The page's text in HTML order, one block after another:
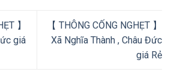
】
giá
【 THÔNG CỐNG NGHẸT 】
Xã Nghĩa Thành , Châu Đức
giá Rẻ